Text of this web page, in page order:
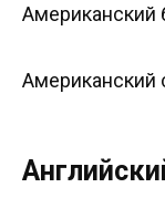
Американский
Американский